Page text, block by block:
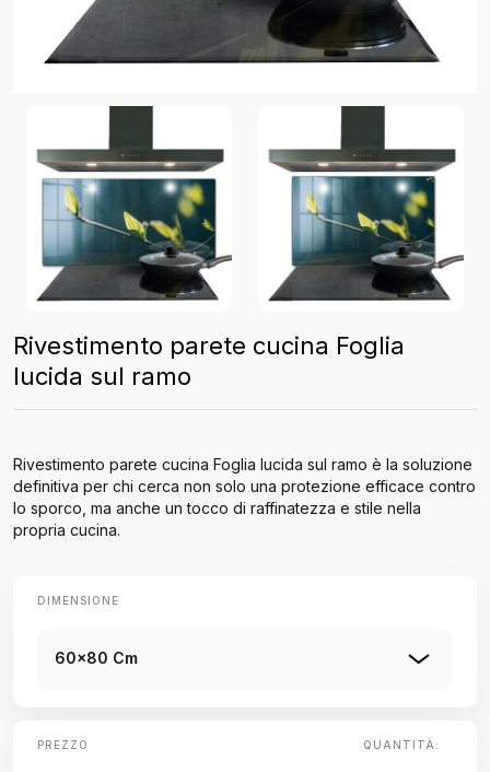
Rivestimento parete cucina Foglia
lucida sul ramo
Rivestimento parete cucina Foglia lucida sul ramo è la soluzione
definitiva per chi cerca non solo una protezione efficace contro
lo sporco, ma anche un tocco di raffinatezza e stile nella
propria cucina.
DIMENSIONE
60x80 Cm
PREZZO QUANTITÀ: